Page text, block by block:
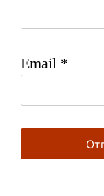
Email *